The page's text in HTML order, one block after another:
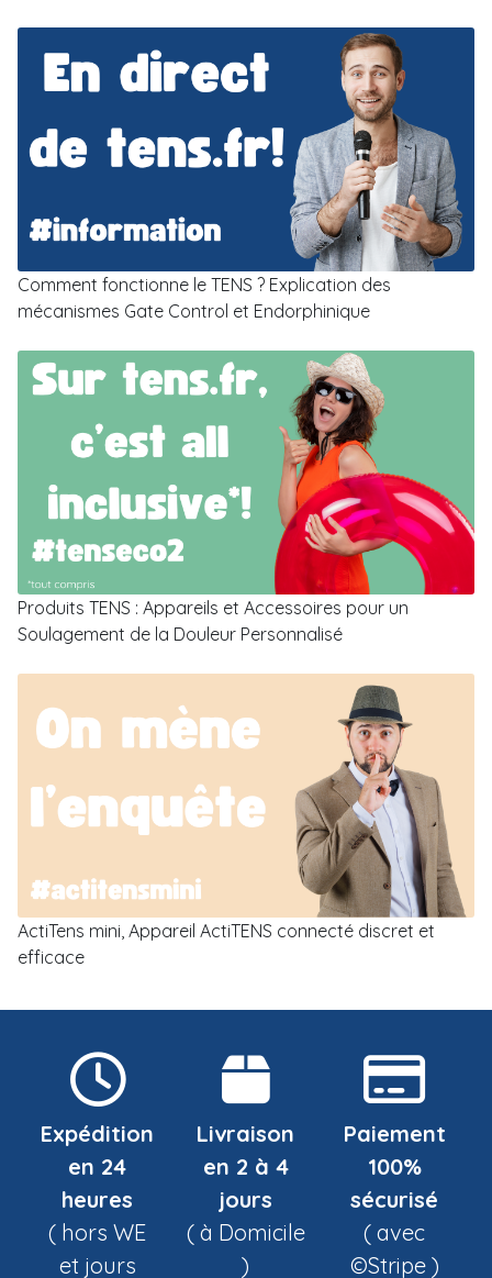
Comment fonctionne le TENS ? Explication des
mécanismes Gate Control et Endorphinique
Produits TENS : Appareils et Accessoires pour un
Soulagement de la Douleur Personnalisé
ActiTens mini, Appareil ActiTENS connecté discret et
efficace
Expédition
en 24
heures
( hors WE
et jours
Livraison
en 2 à 4
jours
( à Domicile
)
Paiement
100%
sécurisé
( avec
©Stripe )